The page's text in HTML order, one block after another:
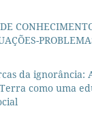
da ignorância:
como uma